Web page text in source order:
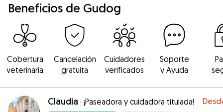
Beneficios de Gudog
Cobertura
veterinaria
Cancelación
gratuita
Cuidadores
verificados
Soporte
y Ayuda
Claudia · ¡Paseadora y cuidadora titulada!